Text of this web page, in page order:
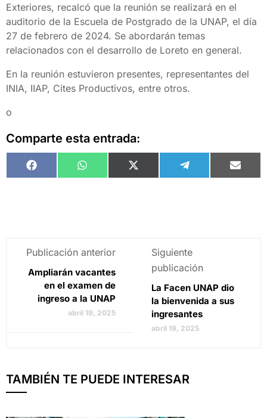
Exteriores, recalcó que la reunión se realizará en el
auditorio de la Escuela de Postgrado de la UNAP, el día
27 de febrero de 2024. Se abordarán temas
relacionados con el desarrollo de Loreto en general.
En la reunión estuvieron presentes, representantes del
INIA, IIAP, Cites Productivos, entre otros.
o
Comparte esta entrada:
Facebook WhatsApp X
(Twitter)
Telegram Email
Publicación anterior
Ampliarán vacantes
en el examen de
ingreso a la UNAP
abril 19, 2025
Siguiente
publicación
La Facen UNAP dio
la bienvenida a sus
ingresantes
abril 19, 2025
TAMBIÉN TE PUEDE INTERESAR